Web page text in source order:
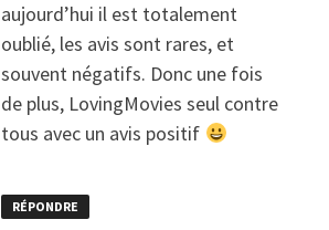
aujourd’hui il est totalement
oublié, les avis sont rares, et
souvent négatifs. Donc une fois
de plus, LovingMovies seul contre
tous avec un avis positif
RÉPONDRE